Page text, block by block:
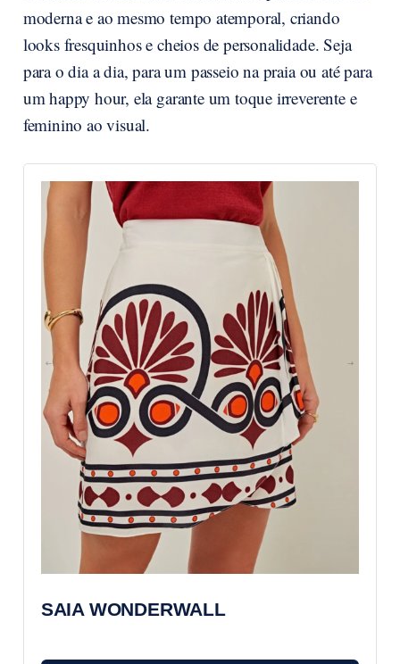
moderna e ao mesmo tempo atemporal, criando
looks fresquinhos e cheios de personalidade. Seja
para o dia a dia, para um passeio na praia ou até para
um happy hour, ela garante um toque irreverente e
feminino ao visual.
SAIA WONDERWALL